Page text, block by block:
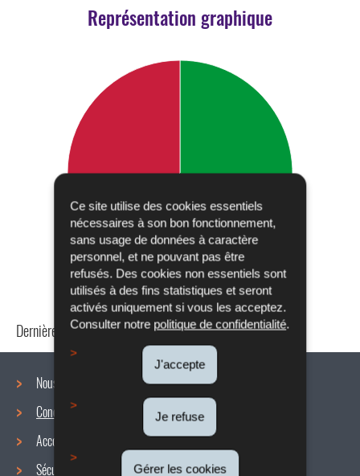
Ce site utilise des cookies essentiels
nécessaires à son bon fonctionnement,
sans usage de données à caractère
personnel, et ne pouvant pas être
refusés. Des cookies non essentiels sont
utilisés à des fins statistiques et seront
activés uniquement si vous les acceptez.
Consulter notre politique de confidentialité.
J'accepte
Je refuse
Gérer les cookies
Représentation graphique
Dernière mise à jour24/04/2024
Menu
de
Nous connaître
Conditions de travail
Accords collectifs
Sécurité / Santé au travail